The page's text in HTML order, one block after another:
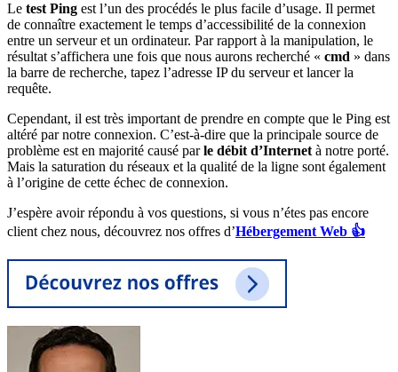
Le test Ping est l’un des procédés le plus facile d’usage. Il permet
de connaître exactement le temps d’accessibilité de la connexion
entre un serveur et un ordinateur. Par rapport à la manipulation, le
résultat s’affichera une fois que nous aurons recherché « cmd » dans
la barre de recherche, tapez l’adresse IP du serveur et lancer la
requête.
Cependant, il est très important de prendre en compte que le Ping est
altéré par notre connexion. C’est-à-dire que la principale source de
problème est en majorité causé parle débit d’Internet à notre porté.
Mais la saturation du réseaux et la qualité de la ligne sont également
à l’origine de cette échec de connexion.
J’espère avoir répondu à vos questions, si vous n’étes pas encore
client chez nous, découvrez nos offres d’Hébergement Web 👍